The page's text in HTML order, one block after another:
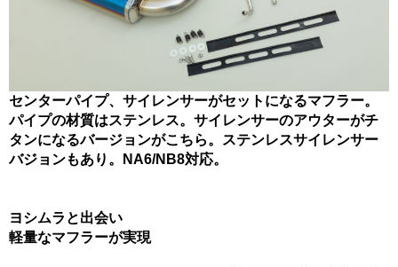
センターパイプ、サイレンサーがセットになるマフラー。
パイプの材質はステンレス。サイレンサーのアウターがチ
タンになるバージョンがこちら。ステンレスサイレンサー
バジョンもあり。NA6/NB8対応。
ヨシムラと出会い
軽量なマフラーが実現